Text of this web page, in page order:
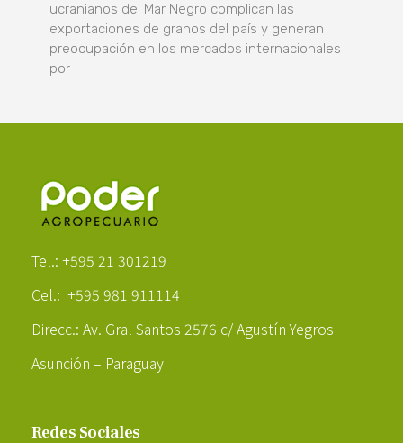
ucranianos del Mar Negro complican las
exportaciones de granos del país y generan
preocupación en los mercados internacionales
por
Tel.: +595 21 301219
Cel.: +595 981 911114
Direcc.: Av. Gral Santos 2576 c/ Agustín Yegros
Asunción – Paraguay
Redes Sociales